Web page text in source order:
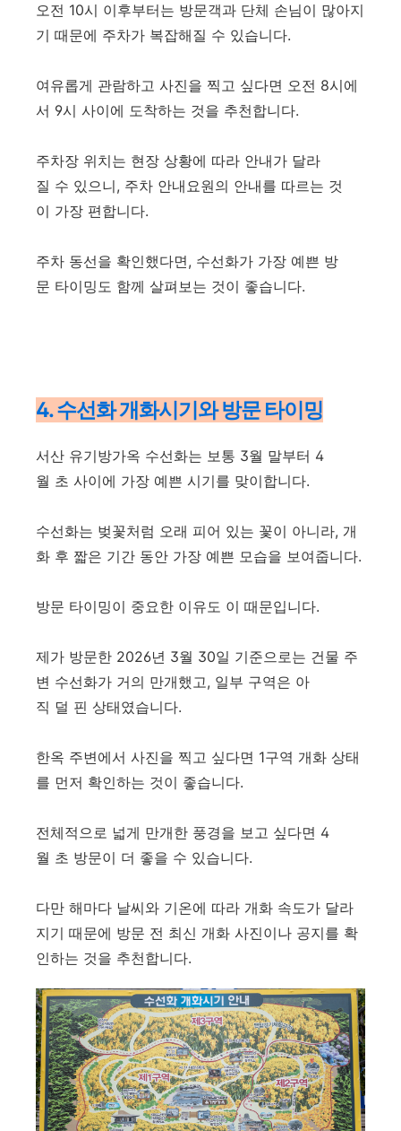
오전 10시 이후부터는 방문객과 단체 손님이 많아지
기 때문에 주차가 복잡해질 수 있습니다.
여유롭게 관람하고 사진을 찍고 싶다면 오전 8시에
서 9시 사이에 도착하는 것을 추천합니다.
주차장 위치는 현장 상황에 따라 안내가 달라
질 수 있으니, 주차 안내요원의 안내를 따르는 것
이 가장 편합니다.
주차 동선을 확인했다면, 수선화가 가장 예쁜 방
문 타이밍도 함께 살펴보는 것이 좋습니다.
4. 수선화 개화시기와 방문 타이밍
서산 유기방가옥 수선화는 보통 3월 말부터 4
월 초 사이에 가장 예쁜 시기를 맞이합니다.
수선화는 벚꽃처럼 오래 피어 있는 꽃이 아니라, 개
화 후 짧은 기간 동안 가장 예쁜 모습을 보여줍니다.
방문 타이밍이 중요한 이유도 이 때문입니다.
제가 방문한 2026년 3월 30일 기준으로는 건물 주
변 수선화가 거의 만개했고, 일부 구역은 아
직 덜 핀 상태였습니다.
한옥 주변에서 사진을 찍고 싶다면 1구역 개화 상태
를 먼저 확인하는 것이 좋습니다.
전체적으로 넓게 만개한 풍경을 보고 싶다면 4
월 초 방문이 더 좋을 수 있습니다.
다만 해마다 날씨와 기온에 따라 개화 속도가 달라
지기 때문에 방문 전 최신 개화 사진이나 공지를 확
인하는 것을 추천합니다.